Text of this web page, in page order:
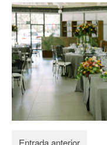
CORPORATIVAS
SEMANA SANTA
BLOG
SOBRE LM
CONTACTO
Entrada anterior